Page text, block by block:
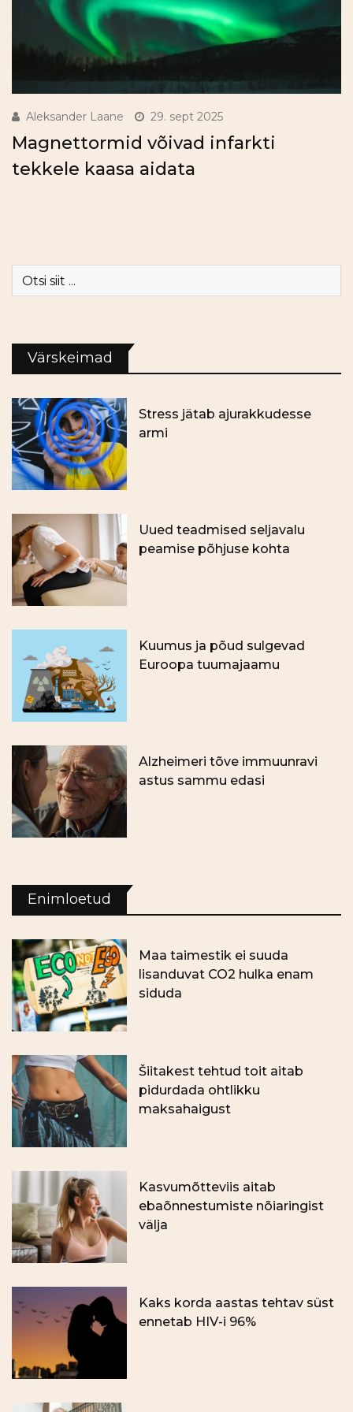
Aleksander Laane 29. sept 2025
Magnettormid võivad infarkti
tekkele kaasa aidata
Värskeimad
Stress jätab ajurakkudesse
armi
Uued teadmised seljavalu
peamise põhjuse kohta
Kuumus ja põud sulgevad
Euroopa tuumajaamu
Alzheimeri tõve immuunravi
astus sammu edasi
Enimloetud
Maa taimestik ei suuda
lisanduvat CO2 hulka enam
siduda
Šiitakest tehtud toit aitab
pidurdada ohtlikku
maksahaigust
Kasvumõtteviis aitab
ebaõnnestumiste nõiaringist
välja
Kaks korda aastas tehtav süst
ennetab HIV-i 96%